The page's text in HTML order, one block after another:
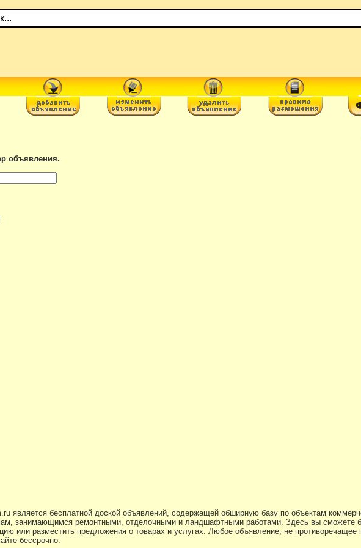
объявления.
является бесплатной доской объявлений, содержащей обширную базу по объектам
занимающимся ремонтными, отделочными и ландшафтными работами. Здесь вы сможете
или разместить предложения о товарах и услугах. Любое объявление, не
бессрочно.